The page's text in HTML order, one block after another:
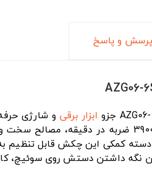
پرسش و پاسخ
ابزار برقیو شارژی
داشتن دستش روی سوئیچ، کار